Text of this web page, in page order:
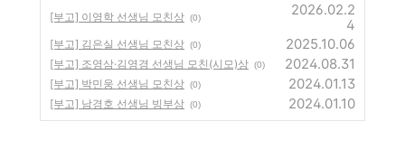
[부고] 이영학 선생님 모친상 (0)
2026.02.2
4
[부고] 김은실 선생님 모친상 (0) 2025.10.06
[부고] 조영삼·김영경 선생님 모친(시모)상 (0) 2024.08.31
[부고] 박민웅 선생님 모친상 (0) 2024.01.13
[부고] 남경호 선생님 빙부상 (0) 2024.01.10